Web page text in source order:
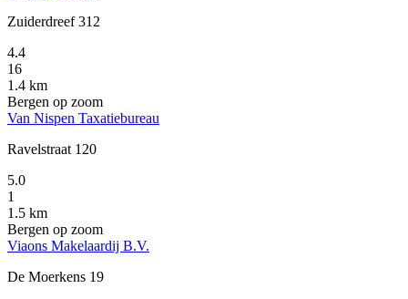
Zuiderdreef 312
4.4
16
1.4 km
Bergen op zoom
Van Nispen Taxatiebureau
Ravelstraat 120
5.0
1
1.5 km
Bergen op zoom
Viaons Makelaardij B.V.
De Moerkens 19